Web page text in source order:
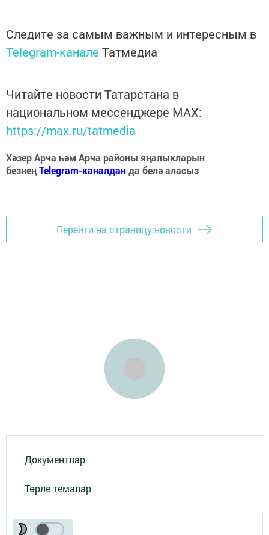
Следите за самым важным и интересным в
Telegram-канале Татмедиа
Читайте новости Татарстана в
национальном мессенджере MАХ:
https://max.ru/tatmedia
Хәзер Арча һәм Арча районы яңалыкларын
безнеңTelegram-каналданда белә аласыз
Перейти на страницу новости
Документлар
Төрле темалар